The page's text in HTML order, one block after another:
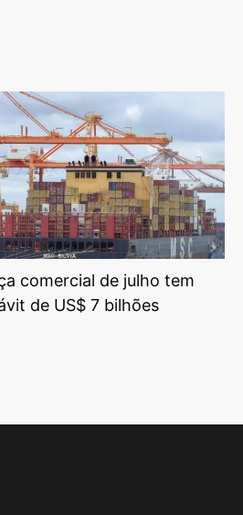
comercial de julho tem
de US$ 7 bilhões